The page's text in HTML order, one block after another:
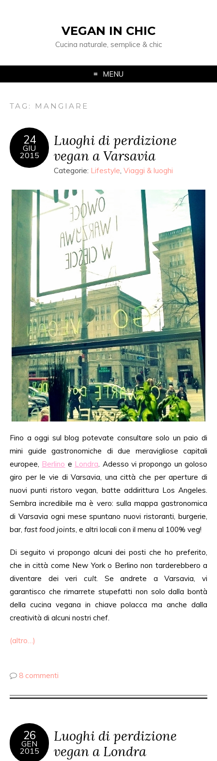
VEGAN IN CHIC
Cucina naturale, semplice & chic
MENU
TAG: MANGIARE
24
GIU
2015
Luoghi di perdizione
vegan a Varsavia
Categorie: Lifestyle, Viaggi & luoghi
Fino a oggi sul blog potevate consultare solo un paio di
mini guide gastronomiche di due meravigliose capitali
europee, Berlino e Londra. Adesso vi propongo un goloso
giro per le vie di Varsavia, una città che per aperture di
nuovi punti ristoro vegan, batte addirittura Los Angeles.
Sembra incredibile ma è vero: sulla mappa gastronomica
di Varsavia ogni mese spuntano nuovi ristoranti, burgerie,
bar, fast food joints, e altri locali con il menu al 100% veg!
Di seguito vi propongo alcuni dei posti che ho preferito,
che in città come New York o Berlino non tarderebbero a
diventare dei veri cult. Se andrete a Varsavia, vi
garantisco che rimarrete stupefatti non solo dalla bontà
della cucina vegana in chiave polacca ma anche dalla
creatività di alcuni nostri chef.
(altro…)
8 commenti
26
GEN
2015
Luoghi di perdizione
vegan a Londra